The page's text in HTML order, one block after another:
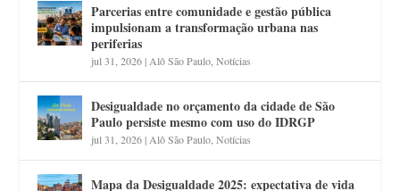
Parcerias entre comunidade e gestão pública
impulsionam a transformação urbana nas
periferias
jul 31, 2026| Alô São Paulo ,Notícias
Desigualdade no orçamento da cidade de São
Paulo persiste mesmo com uso do IDRGP
jul 31, 2026| Alô São Paulo ,Notícias
Mapa da Desigualdade 2025: expectativa de vida